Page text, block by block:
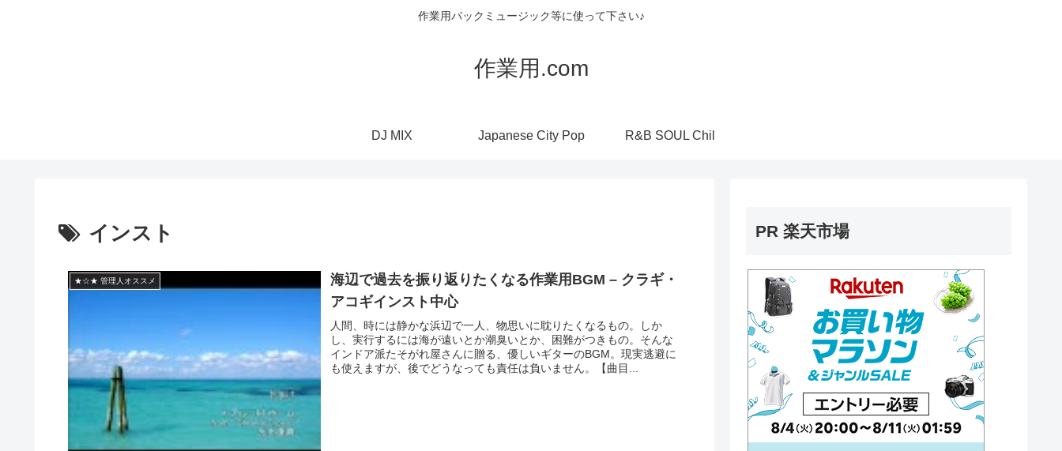
作業用バックミュージック等に使って下さい♪
作業用.com
DJ MIX Japanese City Pop R&B SOUL Chil
インスト
★☆★ 管理人オススメ
海辺で過去を振り返りたくなる作業用BGM – クラギ・
アコギインスト中心
人間、時には静かな浜辺で一人、物思いに耽りたくなるもの。しか
し、実行するには海が遠いとか潮臭いとか、困難がつきもの。そんな
インドア派たそがれ屋さんに贈る、優しいギターのBGM。現実逃避に
も使えますが、後でどうなっても責任は負いません。【曲目...
PR 楽天市場